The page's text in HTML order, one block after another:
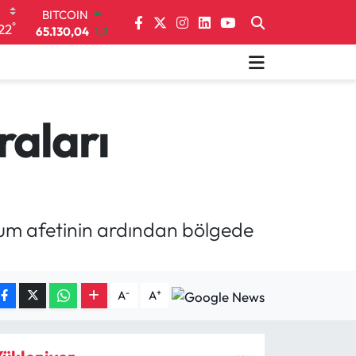
°
DOLAR
47,7106 0.17
EURO
6618.49 2.12
BİST100
afetinin ardından bölgede
A- A+